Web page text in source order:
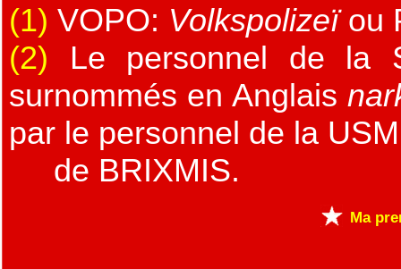
(1) VOPO: Volkspolizeïou
(2) Le personnel de la
surnommés en Anglais
par le personnel de la
de BRIXMIS.
Ma